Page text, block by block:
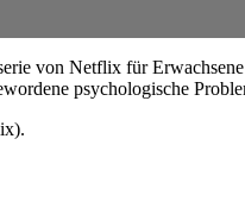
von Netflix für
psychologische